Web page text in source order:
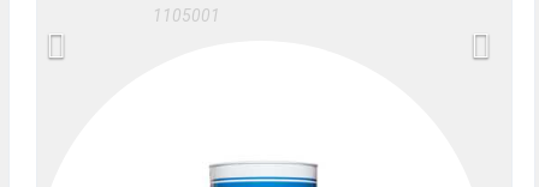
1105001